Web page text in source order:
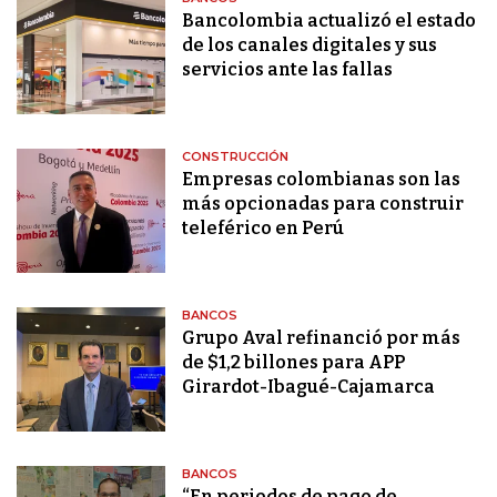
Bancolombia actualizó el estado
de los canales digitales y sus
servicios ante las fallas
CONSTRUCCIÓN
Empresas colombianas son las
más opcionadas para construir
teleférico en Perú
BANCOS
Grupo Aval refinanció por más
de $1,2 billones para APP
Girardot-Ibagué-Cajamarca
BANCOS